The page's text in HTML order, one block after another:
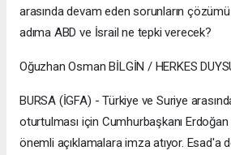
arasında devam eden sorunların çözümü
adıma ABD ve İsrail ne tepki verecek?
Oğuzhan Osman BİLGİN / HERKES
BURSA (İGFA) - Türkiye ve Suriye
oturtulması için Cumhurbaşkanı
önemli açıklamalara imza atıyor. Esad'a